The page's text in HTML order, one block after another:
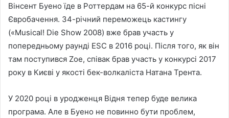
Вінсент Буено їде в Роттердам на 65-й конкурс пісні
Євробачення. 34-річний переможець кастингу
(«Musical! Die Show 2008) вже брав участь у
попередньому раунді ESC в 2016 році. Після того, як він
там поступився Zoe, співак брав участь у конкурсі 2017
року в Києві у якості бек-волкаліста Натана Трента.
У 2020 році в уродженця Відня тепер буде велика
програма. Але в Буено не повинно бути проблем,